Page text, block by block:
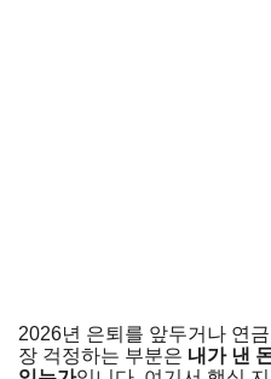
2026년 은퇴를 앞두거나 연
장 걱정하는 부분은 내가 낸